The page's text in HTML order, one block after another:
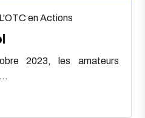
L'OTC en Actions
2023, les amateurs